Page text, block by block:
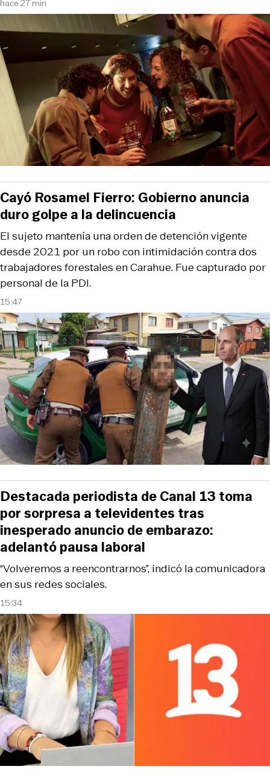
hace 27 min
15:47
El sujeto mantenía una orden de detención vigente
desde 2021 por un robo con intimidación contra dos
trabajadores forestales en Carahue. Fue capturado por
personal de la PDI.
Cayó Rosamel Fierro: Gobierno anuncia
duro golpe a la delincuencia
15:34
“Volveremos a reencontrarnos”, indicó la comunicadora
en sus redes sociales.
Destacada periodista de Canal 13 toma
por sorpresa a televidentes tras
inesperado anuncio de embarazo:
adelantó pausa laboral